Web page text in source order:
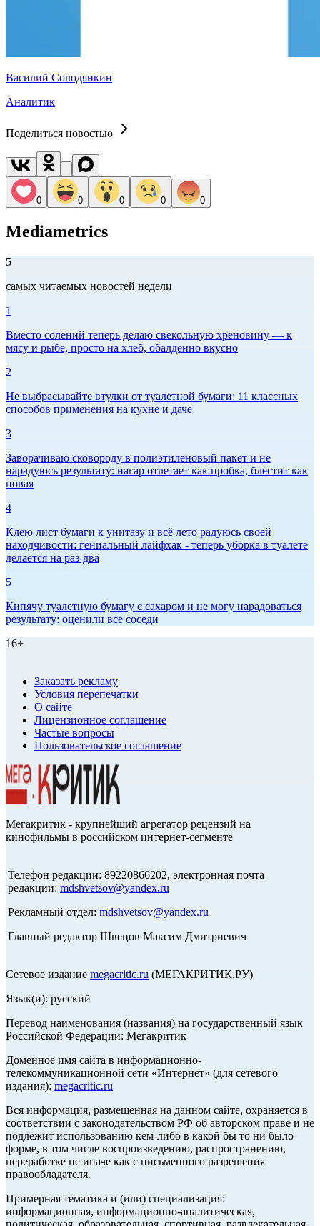
Василий Солодянкин
Аналитик
Поделиться новостью
0 0 0 0 0
Mediametrics
5
самых читаемых новостей недели
1
Вместо солений теперь делаю свекольную хреновину — к
мясу и рыбе, просто на хлеб, обалденно вкусно
2
Не выбрасывайте втулки от туалетной бумаги: 11 классных
способов применения на кухне и даче
3
Заворачиваю сковороду в полиэтиленовый пакет и не
нарадуюсь результату: нагар отлетает как пробка, блестит как
новая
4
Клею лист бумаги к унитазу и всё лето радуюсь своей
находчивости: гениальный лайфхак - теперь уборка в туалете
делается на раз-два
5
Кипячу туалетную бумагу с сахаром и не могу нарадоваться
результату: оценили все соседи
16+
Заказать рекламу
Условия перепечатки
О сайте
Лицензионное соглашение
Частые вопросы
Пользовательское соглашение
Мегакритик - крупнейший агрегатор рецензий на
кинофильмы в российском интернет-сегменте
Телефон редакции: 89220866202, электронная почта
редакции: mdshvetsov@yandex.ru
Рекламный отдел: mdshvetsov@yandex.ru
Главный редактор Швецов Максим Дмитриевич
Сетевое издание megacritic.ru (МЕГАКРИТИК.РУ)
Язык(и): русский
Перевод наименования (названия) на государственный язык
Российской Федерации: Мегакритик
Доменное имя сайта в информационно-
телекоммуникационной сети «Интернет» (для сетевого
издания): megacritic.ru
Вся информация, размещенная на данном сайте, охраняется в
соответствии с законодательством РФ об авторском праве и не
подлежит использованию кем-либо в какой бы то ни было
форме, в том числе воспроизведению, распространению,
переработке не иначе как с письменного разрешения
правообладателя.
Примерная тематика и (или) специализация:
информационная, информационно-аналитическая,